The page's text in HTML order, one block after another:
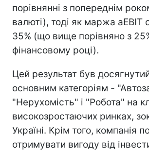
порівнянні з попереднім
валюті), тоді як маржа aEBIT
35% (що вище порівняно з
фінансовому році).
Цей результат був
основним категоріям -
"Нерухомість" і "Робота" на
високозростаючих ринках,
Україні. Крім того, компанія
отримувати вигоду від